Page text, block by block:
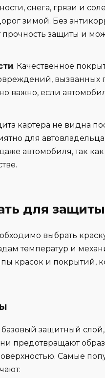
снега, грязи и
зимой. Без
прочность защиты и
. Качественное
важно, если
картера не видна
для
автомобиля, так
для защиты
выбрать
температур и
красок и покрытий,
защитный
предотвращают
Самые